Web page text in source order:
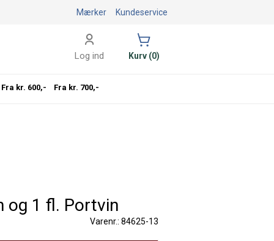
og 1 fl. Portvin
Varenr.: 84625-13
Kundeservice
Mærker
Log ind Kurv (0)
Fra kr. 600,- Fra kr. 700,-